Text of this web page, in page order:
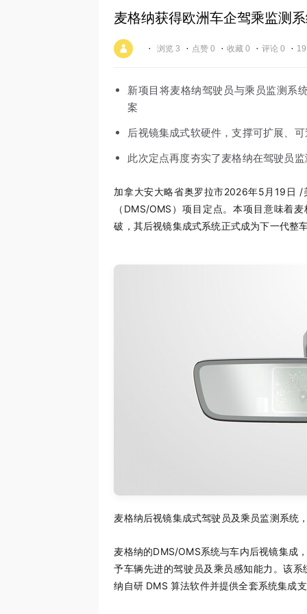
麦格纳获得欧洲车企驾乘监测
· 浏览 3 · 点赞 0 · 收藏 0 · 评论 0 ·
新项目将麦格纳驾驶员与乘员监测系
案
后视镜集成式软硬件，支撑可扩展、
此次定点再度夯实了麦格纳在驾驶员
加拿大安大略省奥罗拉市2026年5月19日 /
（DMS/OMS）项目定点。本项目意味着
破，其后视镜集成式系统正式成为下一代整
麦格纳后视镜集成式驾驶员及乘员监测系统
麦格纳的DMS/OMS系统与车内后视镜集成
予车辆先进的驾驶员及乘员感知能力。该
纳自研 DMS 算法软件并提供全套系统集成